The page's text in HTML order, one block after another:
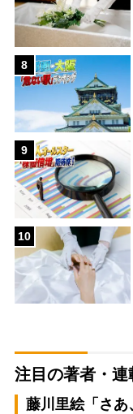
8
9
10
注目の著者・連
藤川里絵「さあ